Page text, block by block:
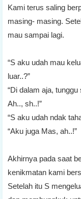
Kami terus saling
masing- masing.
mau sampai lagi.
“S aku udah mau
luar..?”
“Di dalam aja,
Ah.., sh..!”
“S aku udah ndak
“Aku juga Mas, ah..!”
Akhirnya pada saat
kenikmatan kami
Setelah itu S